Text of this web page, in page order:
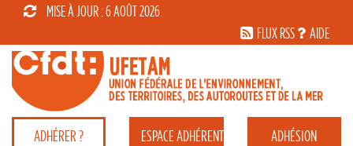
MISE À JOUR : 6 AOÛT 2026
FLUX RSS
AIDE
ADHÉRER ? ESPACEADHÉRENT ADHÉSION